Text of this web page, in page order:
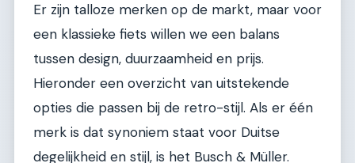
Er zijn talloze merken op de markt, maar voor
een klassieke fiets willen we een balans
tussen design, duurzaamheid en prijs.
Hieronder een overzicht van uitstekende
opties die passen bij de retro-stijl. Als er één
merk is dat synoniem staat voor Duitse
degelijkheid en stijl, is het Busch & Müller.